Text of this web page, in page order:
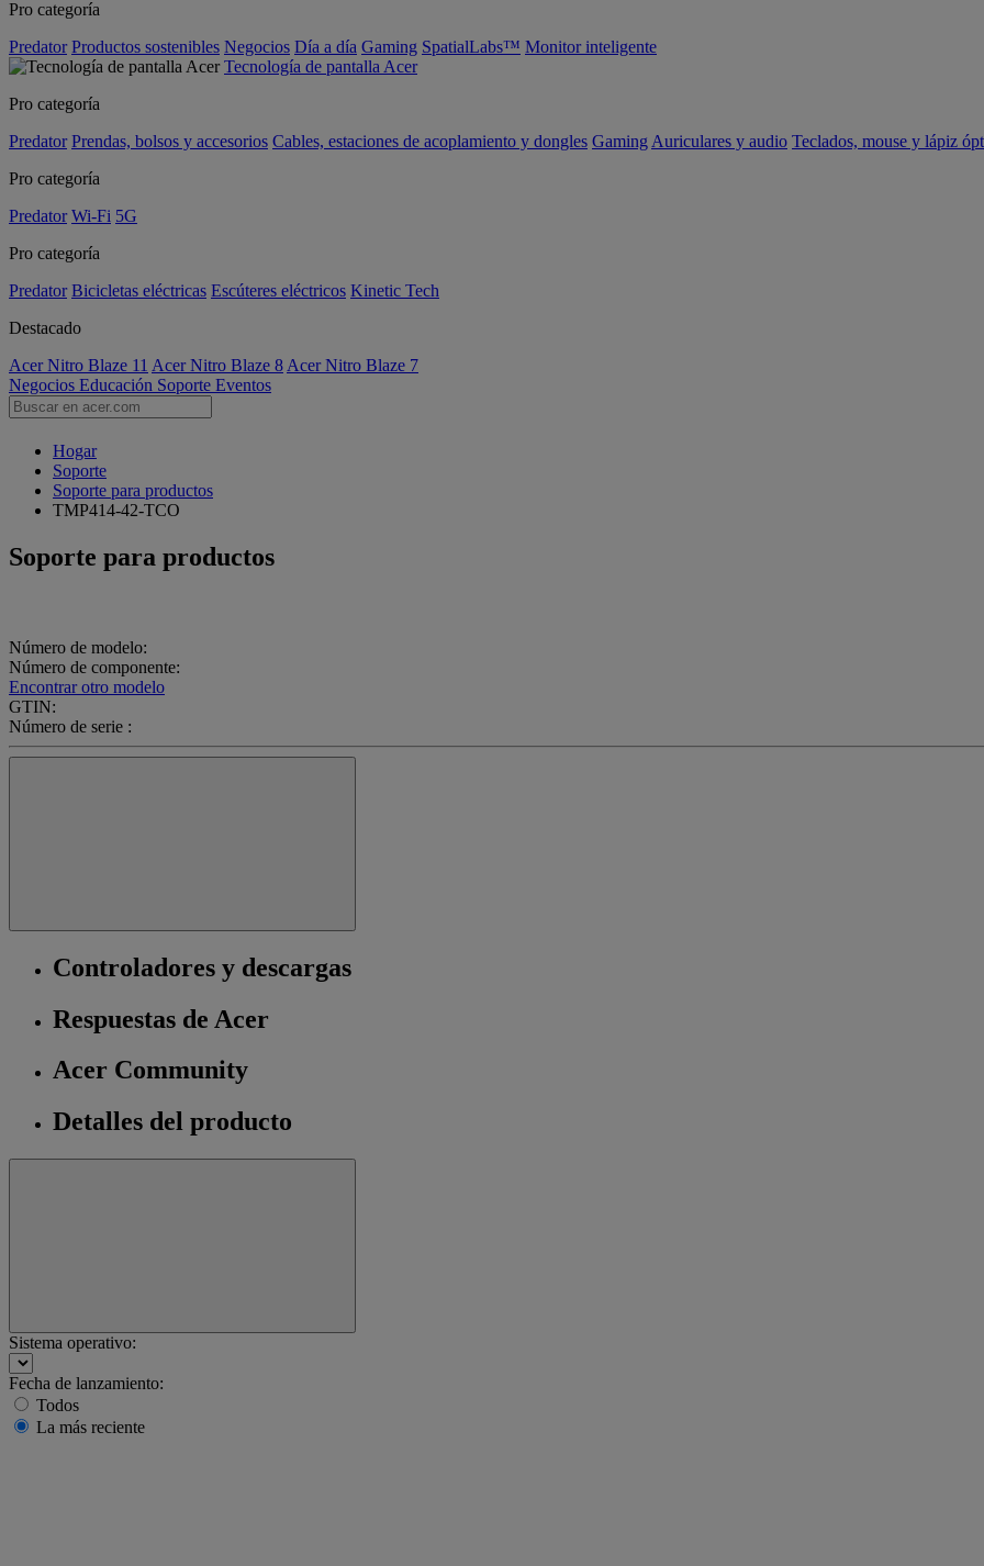
Pro categoría
Predator Productos sostenibles Negocios Día a día Gaming SpatialLabs™ Monitor inteligente
Tecnología de pantalla Acer
Pro categoría
Predator Prendas, bolsos y accesorios Cables, estaciones de acoplamiento y dongles Gaming Auriculares y audio Teclados, mouse y lápiz
Pro categoría
Predator Wi-Fi 5G
Pro categoría
Predator Bicicletas eléctricas Escúteres eléctricos Kinetic Tech
Destacado
Acer Nitro Blaze 11 Acer Nitro Blaze 8 Acer Nitro Blaze 7
Negocios Educación Soporte Eventos
Hogar
Soporte
Soporte para productos
TMP414-42-TCO
Soporte para productos
Número de modelo:
Número de componente:
Encontrar otro modelo
GTIN:
Número de serie :
Controladores y descargas
Respuestas de Acer
Acer Community
Detalles del producto
Sistema operativo:
Fecha de lanzamiento:
Todos
La más reciente